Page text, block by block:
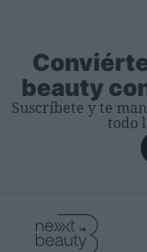
beauty
Suscríbete y te
todo